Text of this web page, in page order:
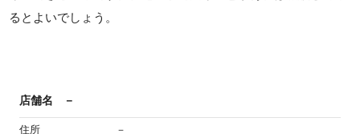
るとよいでしょう。
店舗名 －
住所 －